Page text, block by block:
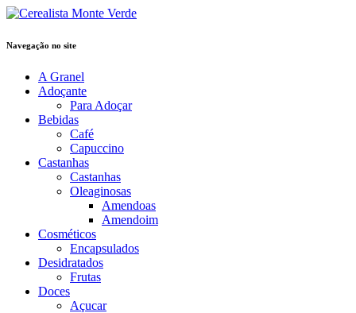
Navegação no site
A Granel
Adoçante
Para Adoçar
Bebidas
Café
Capuccino
Castanhas
Castanhas
Oleaginosas
Amendoas
Amendoim
Cosméticos
Encapsulados
Desidratados
Frutas
Doces
Açucar